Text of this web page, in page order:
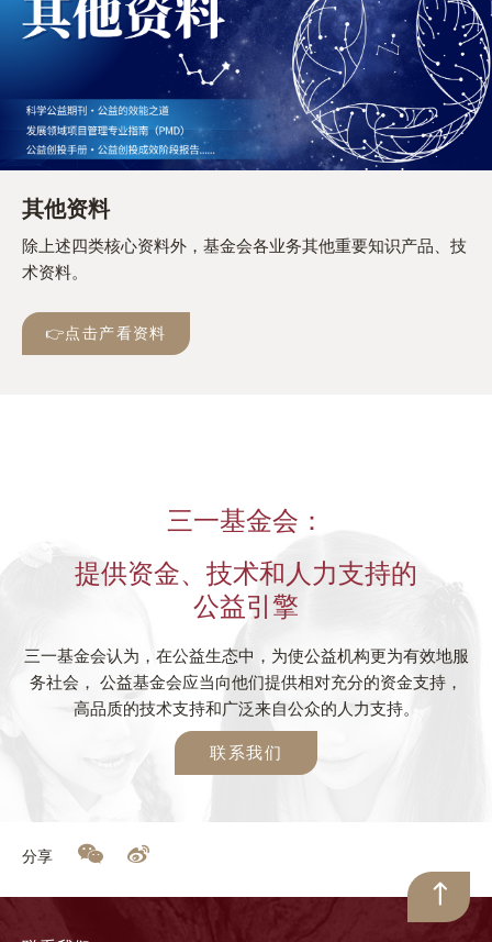
其他资料
除上述四类核心资料外，基金会各业务其他重要知识产品、技
术资料。
👉点击产看资料
三一基金会：
提供资金、技术和人力支持的
公益引擎
三一基金会认为，在公益生态中，为使公益机构更为有效地服
务社会， 公益基金会应当向他们提供相对充分的资金支持，
高品质的技术支持和广泛来自公众的人力支持。
联系我们
分享